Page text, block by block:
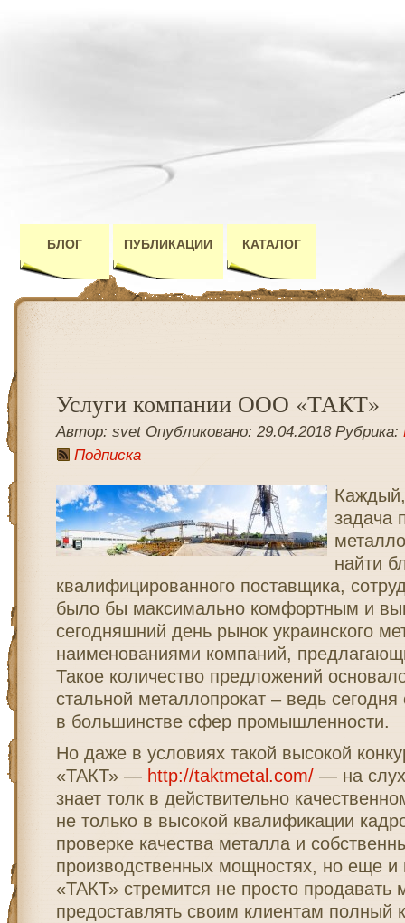
БЛОГ ПУБЛИКАЦИИ КАТАЛОГ
Услуги компании ООО «ТАКТ»
Автор: svet Опубликовано: 29.04.2018 Рубрика:
Подписка
задача
найти
квалифицированного поставщика,
было бы максимально комфортным и
сегодняшний день рынок украинского
наименованиями компаний,
Такое количество предложений
стальной металлопрокат – ведь сегодня
в большинстве сфер промышленности.
Но даже в условиях такой высокой
«ТАКТ» — http://taktmetal.com/— на
знает толк в действительно
не только в высокой квалификации
проверке качества металла и
производственных мощностях, но еще
«ТАКТ» стремится не просто продавать
предоставлять своим клиентам полный